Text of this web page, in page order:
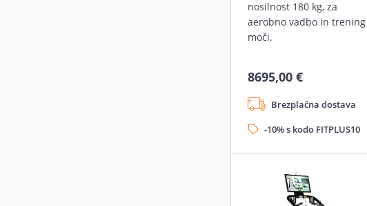
nosilnost 180 kg, za
aerobno vadbo in trening
moči.
8695,00 €
Brezplačna dostava
-10% s kodo FITPLUS10